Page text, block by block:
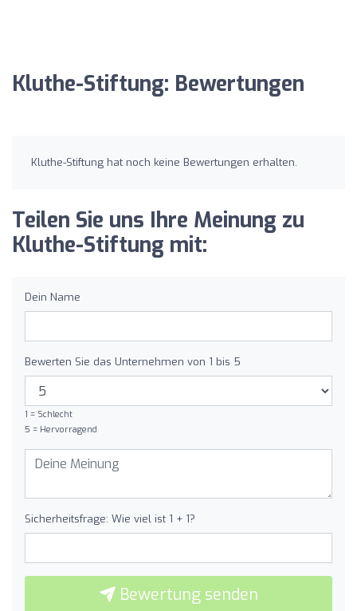
Kluthe-Stiftung: Bewertungen
Kluthe-Stiftung hat noch keine Bewertungen erhalten.
Teilen Sie uns Ihre Meinung zu
Kluthe-Stiftung mit:
Dein Name
Bewerten Sie das Unternehmen von 1 bis 5
1 = Schlecht
5 = Hervorragend
Sicherheitsfrage: Wie viel ist 1 + 1?
Bewertung senden